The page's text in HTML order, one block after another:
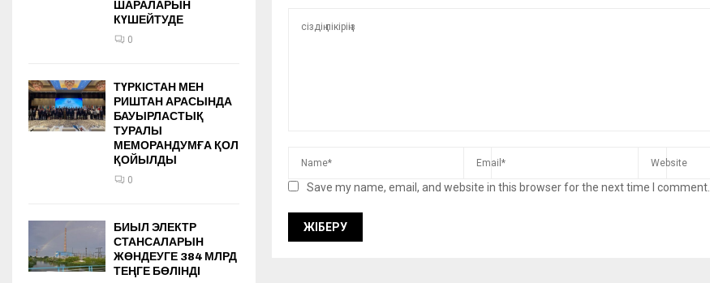
Save my name, email, and website in this browser for the next time I comment.
ШАРАЛАРЫН
КҮШЕЙТУДЕ
0
ТҮРКІСТАН МЕН
РИШТАН АРАСЫНДА
БАУЫРЛАСТЫҚ
ТУРАЛЫ
МЕМОРАНДУМҒА ҚОЛ
ҚОЙЫЛДЫ
0
БИЫЛ ЭЛЕКТР
СТАНСАЛАРЫН
ЖӨНДЕУГЕ 384 МЛРД
ТЕҢГЕ БӨЛІНДІ